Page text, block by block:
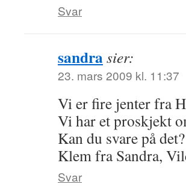
Svar
sandrasier:
23. mars 2009 kl. 11:37
Vi er fire jenter fra
Vi har et proskjekt
Kan du svare på det?
Klem fra Sandra,
Svar